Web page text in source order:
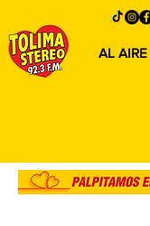
AL AIRE